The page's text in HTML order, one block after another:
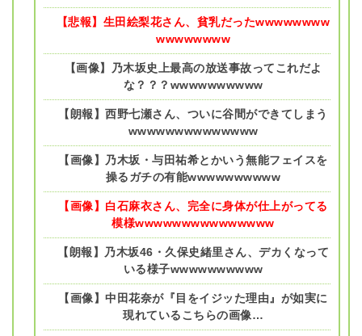
【悲報】生田絵梨花さん、貧乳だったwwwwwwww
wwwwwwww
【画像】乃木坂史上最高の放送事故ってこれだよ
な？？？wwwwwwwwww
【朗報】西野七瀬さん、ついに谷間ができてしまう
wwwwwwwwwwwwww
【画像】乃木坂・与田祐希とかいう無能フェイスを
操るガチの有能wwwwwwwwww
【画像】白石麻衣さん、完全に身体が仕上がってる
模様wwwwwwwwwwwwwww
【朗報】乃木坂46・久保史緒里さん、デカくなって
いる様子wwwwwwwwww
【画像】中田花奈が『目をイジッた理由』が如実に
現れているこちらの画像…